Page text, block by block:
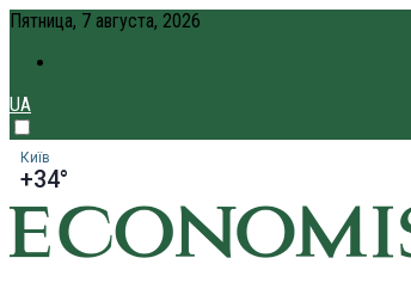
Пятница, 7 августа, 2026
UA
Київ
+34°